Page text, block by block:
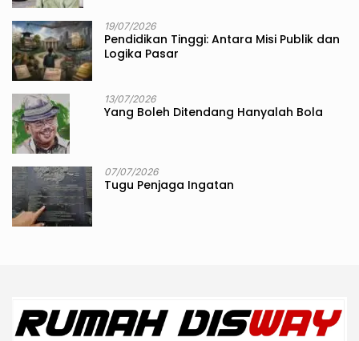
19/07/2026
Pendidikan Tinggi: Antara Misi Publik dan
Logika Pasar
13/07/2026
Yang Boleh Ditendang Hanyalah Bola
07/07/2026
Tugu Penjaga Ingatan